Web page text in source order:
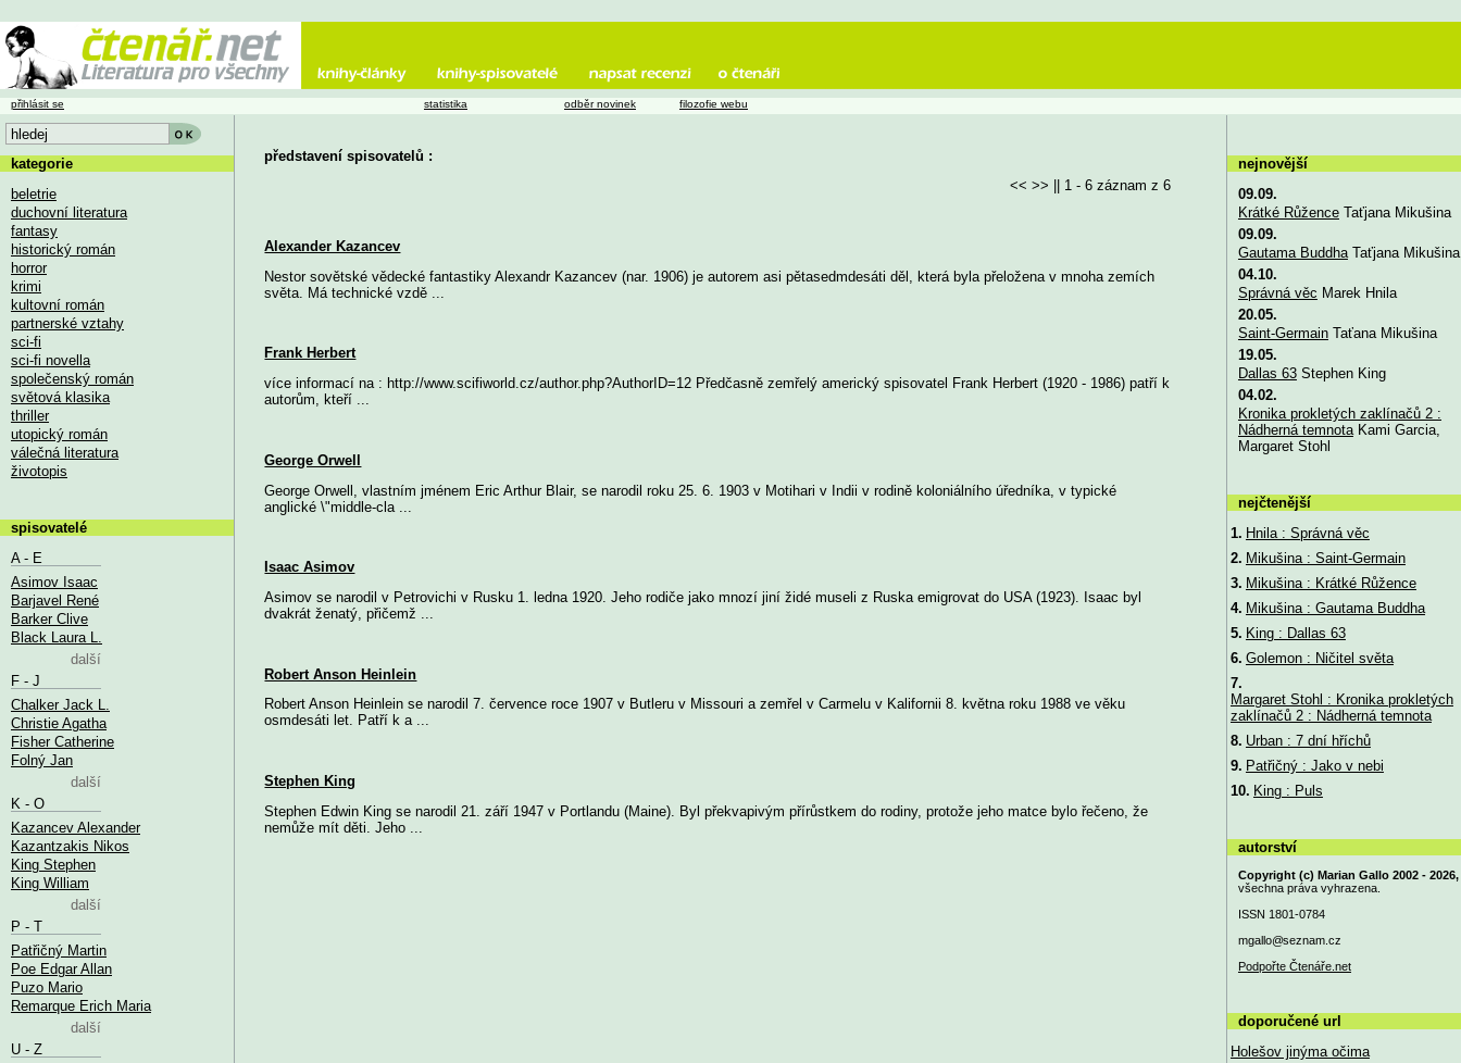
představení spisovatelů :
<< >> || 1 - 6 záznam z 6
Alexander Kazancev
Nestor sovětské vědecké fantastiky Alexandr Kazancev (nar. 1906) je autorem asi pětasedmdesáti děl, která byla přeložena v mnoha zemích
světa. Má technické vzdě ...
Frank Herbert
více informací na : http://www.scifiworld.cz/author.php?AuthorID=12 Předčasně zemřelý americký spisovatel Frank Herbert (1920 - 1986) patří k
autorům, kteří ...
George Orwell
George Orwell, vlastním jménem Eric Arthur Blair, se narodil roku 25. 6. 1903 v Motihari v Indii v rodině koloniálního úředníka, v typické
anglické \"middle-cla ...
Isaac Asimov
Asimov se narodil v Petrovichi v Rusku 1. ledna 1920. Jeho rodiče jako mnozí jiní židé museli z Ruska emigrovat do USA (1923). Isaac byl
dvakrát ženatý, přičemž ...
Robert Anson Heinlein
Robert Anson Heinlein se narodil 7. července roce 1907 v Butleru v Missouri a zemřel v Carmelu v Kalifornii 8. května roku 1988 ve věku
osmdesáti let. Patří k a ...
Stephen King
Stephen Edwin King se narodil 21. září 1947 v Portlandu (Maine). Byl překvapivým přírůstkem do rodiny, protože jeho matce bylo řečeno, že
nemůže mít děti. Jeho ...
přihlásit se statistika odběr novinek filozofie webu
kategorie
beletrie
duchovní literatura
fantasy
historický román
horror
krimi
kultovní román
partnerské vztahy
sci-fi
sci-fi novella
společenský román
světová klasika
thriller
utopický román
válečná literatura
životopis
spisovatelé
A - E
Asimov Isaac
Barjavel René
Barker Clive
Black Laura L.
další
F - J
Chalker Jack L.
Christie Agatha
Fisher Catherine
Folný Jan
další
K - O
Kazancev Alexander
Kazantzakis Nikos
King Stephen
King William
další
P - T
Patřičný Martin
Poe Edgar Allan
Puzo Mario
Remarque Erich Maria
další
U - Z
nejnovější
09.09.
Krátké RůženceTaťjana Mikušina
09.09.
Gautama BuddhaTaťjana Mikušina
04.10.
Správná věc Marek Hnila
20.05.
Saint-GermainTaťana Mikušina
19.05.
Dallas 63Stephen King
04.02.
Kronika prokletých zaklínačů 2 :
Nádherná temnotaKami Garcia,
Margaret Stohl
nejčtenější
1. Hnila : Správná věc
2. Mikušina : Saint-Germain
3. Mikušina : Krátké Růžence
4. Mikušina : Gautama Buddha
5. King : Dallas 63
6. Golemon : Ničitel světa
7.
Margaret Stohl : Kronika prokletých
zaklínačů 2 : Nádherná temnota
8. Urban : 7 dní hříchů
9. Patřičný : Jako v nebi
10. King : Puls
autorství
Copyright (c) Marian Gallo 2002 - 2026,
všechna práva vyhrazena.
ISSN 1801-0784
mgallo@seznam.cz
Podpořte Čtenáře.net
doporučené url
Holešov jinýma očima